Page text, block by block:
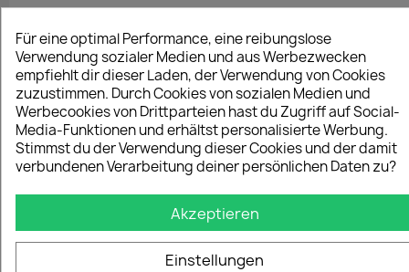
Für eine optimal Performance, eine reibungslose
Verwendung sozialer Medien und aus Werbezwecken
empfiehlt dir dieser Laden, der Verwendung von Cookies
zuzustimmen. Durch Cookies von sozialen Medien und
Werbecookies von Drittparteien hast du Zugriff auf Social-
Media-Funktionen und erhältst personalisierte Werbung.
Stimmst du der Verwendung dieser Cookies und der damit
verbundenen Verarbeitung deiner persönlichen Daten zu?
Akzeptieren
Einstellungen